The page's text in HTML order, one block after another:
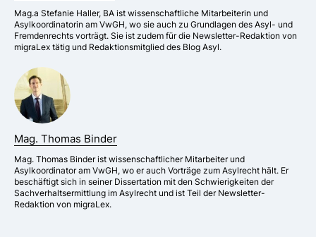
Mag.a Stefanie Haller, BA ist wissenschaftliche Mitarbeiterin und
Asylkoordinatorin am VwGH, wo sie auch zu Grundlagen des Asyl- und
Fremdenrechts vorträgt. Sie ist zudem für die Newsletter-Redaktion von
migraLex tätig und Redaktionsmitglied des Blog Asyl.
Mag. Thomas Binder
Mag. Thomas Binder ist wissenschaftlicher Mitarbeiter und
Asylkoordinator am VwGH, wo er auch Vorträge zum Asylrecht hält. Er
beschäftigt sich in seiner Dissertation mit den Schwierigkeiten der
Sachverhaltsermittlung im Asylrecht und ist Teil der Newsletter-
Redaktion von migraLex.